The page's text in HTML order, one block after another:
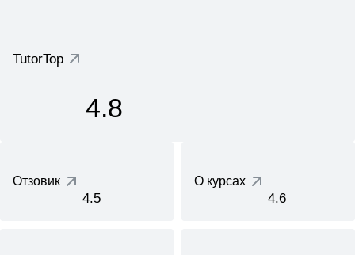
TutorTop
4.8
Отзовик
4.5
О курсах
4.6